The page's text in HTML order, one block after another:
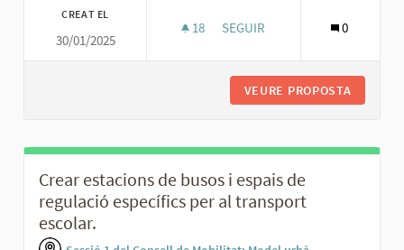
CREAT EL
30/01/2025
18 18 SEGUIDORES
SEGUIR 0
VEURE PROPOSTA
Crear estacions de busos i espais de
regulació específics per al transport
escolar.